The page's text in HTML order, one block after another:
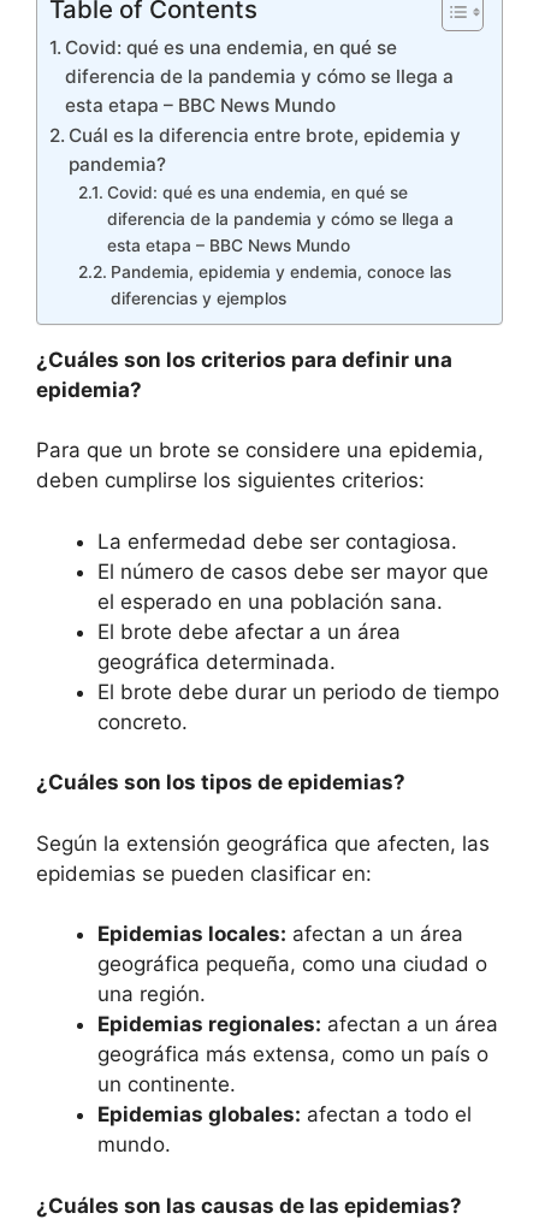
Table of Contents
Covid: qué es una endemia, en qué se
diferencia de la pandemia y cómo se llega a
esta etapa – BBC News Mundo
Cuál es la diferencia entre brote, epidemia y
pandemia?
Covid: qué es una endemia, en qué se
diferencia de la pandemia y cómo se llega a
esta etapa – BBC News Mundo
Pandemia, epidemia y endemia, conoce las
diferencias y ejemplos
¿Cuáles son los criterios para definir una
epidemia?
Para que un brote se considere una epidemia,
deben cumplirse los siguientes criterios:
La enfermedad debe ser contagiosa.
El número de casos debe ser mayor que
el esperado en una población sana.
El brote debe afectar a un área
geográfica determinada.
El brote debe durar un periodo de tiempo
concreto.
¿Cuáles son los tipos de epidemias?
Según la extensión geográfica que afecten, las
epidemias se pueden clasificar en:
Epidemias locales: afectan a un área
geográfica pequeña, como una ciudad o
una región.
Epidemias regionales: afectan a un área
geográfica más extensa, como un país o
un continente.
Epidemias globales: afectan a todo el
mundo.
¿Cuáles son las causas de las epidemias?